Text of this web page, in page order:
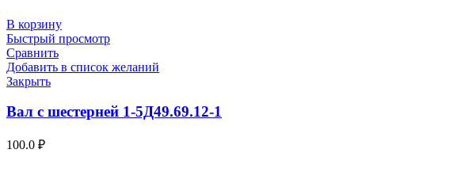
В корзину
Быстрый просмотр
Сравнить
Добавить в список желаний
Закрыть
Вал с шестерней 1-5Д49.69.12-1
100.0 ₽